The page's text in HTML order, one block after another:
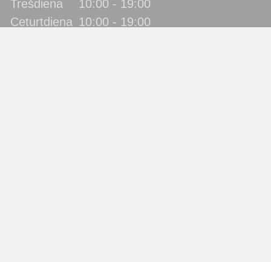
Trešdiena
10:00 - 19:00
Ceturtdiena 10:00 - 19:00